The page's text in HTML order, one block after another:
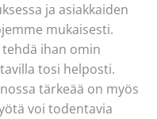
ja asiakkaiden
mukaisesti.
ihan omin
tosi helposti.
tärkeää on myös
voi todentavia